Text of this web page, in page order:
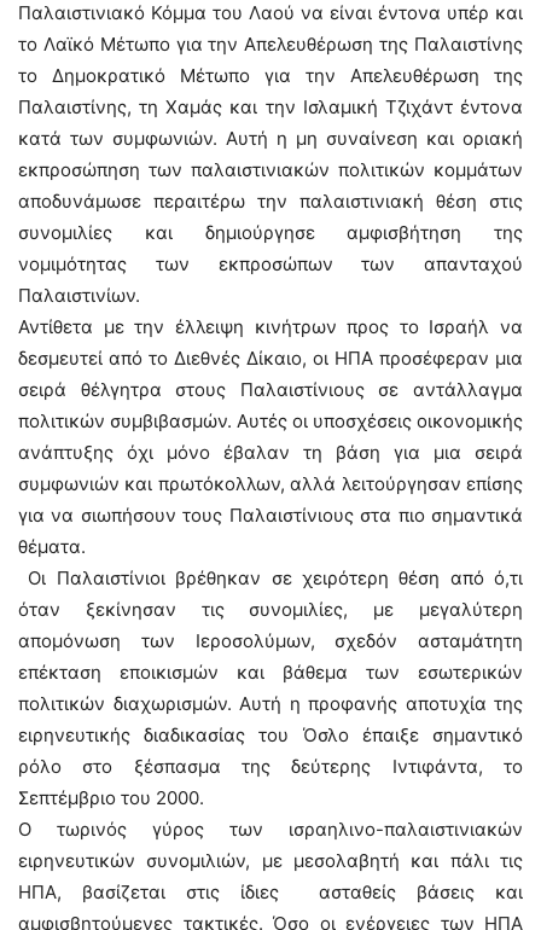
Παλαιστινιακό Κόμμα του Λαού να είναι έντονα υπέρ και
το Λαϊκό Μέτωπο για την Απελευθέρωση της Παλαιστίνης
το Δημοκρατικό Μέτωπο για την Απελευθέρωση της
Παλαιστίνης, τη Χαμάς και την Ισλαμική Τζιχάντ έντονα
κατά των συμφωνιών. Αυτή η μη συναίνεση και οριακή
εκπροσώπηση των παλαιστινιακών πολιτικών κομμάτων
αποδυνάμωσε περαιτέρω την παλαιστινιακή θέση στις
συνομιλίες και δημιούργησε αμφισβήτηση της
νομιμότητας των εκπροσώπων των απανταχού
Παλαιστινίων.
Αντίθετα με την έλλειψη κινήτρων προς το Ισραήλ να
δεσμευτεί από το Διεθνές Δίκαιο, οι ΗΠΑ προσέφεραν μια
σειρά θέλγητρα στους Παλαιστίνιους σε αντάλλαγμα
πολιτικών συμβιβασμών. Αυτές οι υποσχέσεις οικονομικής
ανάπτυξης όχι μόνο έβαλαν τη βάση για μια σειρά
συμφωνιών και πρωτόκολλων, αλλά λειτούργησαν επίσης
για να σιωπήσουν τους Παλαιστίνιους στα πιο σημαντικά
θέματα.
Οι Παλαιστίνιοι βρέθηκαν σε χειρότερη θέση από ό,τι
όταν ξεκίνησαν τις συνομιλίες, με μεγαλύτερη
απομόνωση των Ιεροσολύμων, σχεδόν ασταμάτητη
επέκταση εποικισμών και βάθεμα των εσωτερικών
πολιτικών διαχωρισμών. Αυτή η προφανής αποτυχία της
ειρηνευτικής διαδικασίας του Όσλο έπαιξε σημαντικό
ρόλο στο ξέσπασμα της δεύτερης Ιντιφάντα, το
Σεπτέμβριο του 2000.
Ο τωρινός γύρος των ισραηλινο-παλαιστινιακών
ειρηνευτικών συνομιλιών, με μεσολαβητή και πάλι τις
ΗΠΑ, βασίζεται στις ίδιες ασταθείς βάσεις και
αμφισβητούμενες τακτικές. Όσο οι ενέργειες των ΗΠΑ